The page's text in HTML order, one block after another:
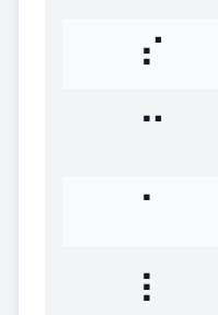
⠎
⠉
⠁
⠇